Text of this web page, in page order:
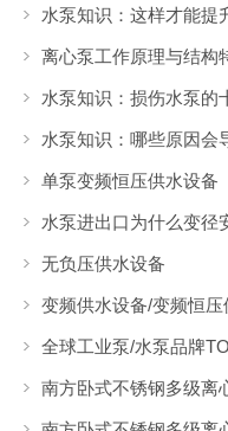
水泵知识：这样才能提
离心泵工作原理与结构
水泵知识：损伤水泵的
水泵知识：哪些原因会
单泵变频恒压供水设备
水泵进出口为什么变径
无负压供水设备
变频供水设备/变频恒压
南方卧式不锈钢多级离